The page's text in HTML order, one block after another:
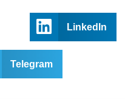
LinkedIn
Telegram